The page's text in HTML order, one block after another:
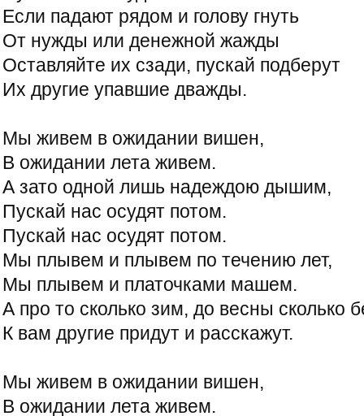
Если падают рядом и голову гнуть
От нужды или денежной жажды
Оставляйте их сзади, пускай подберут
Их другие упавшие дважды.
Мы живем в ожидании вишен,
В ожидании лета живем.
А зато одной лишь надеждою дышим,
Пускай нас осудят потом.
Пускай нас осудят потом.
Мы плывем и плывем по течению лет,
Мы плывем и платочками машем.
А про то сколько зим, до весны сколько
К вам другие придут и расскажут.
Мы живем в ожидании вишен,
В ожидании лета живем.